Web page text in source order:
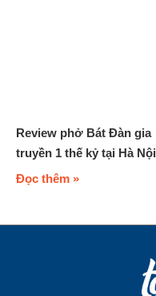
Review phở Bát Đàn gia
truyền 1 thế kỷ tại Hà Nội
Đọc thêm »